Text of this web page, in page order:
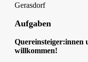
Gerasdorf
Aufgaben
Quereinsteiger:innen
willkommen!